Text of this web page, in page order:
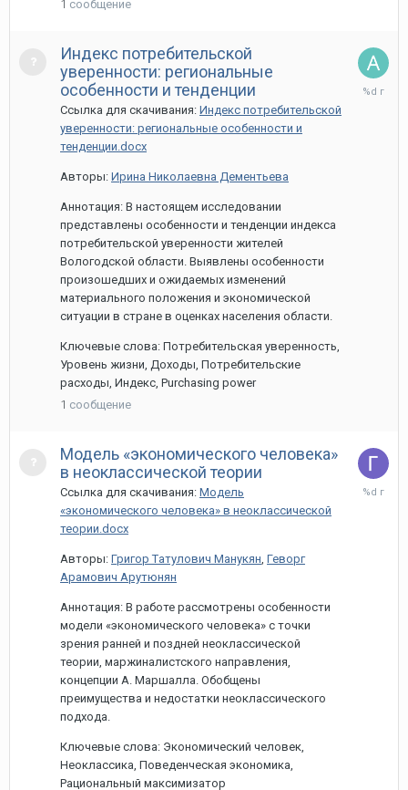
1 сообщение
Индекс потребительской
уверенности: региональные
особенности и тенденции
Ссылка для скачивания: Индекс потребительской
уверенности: региональные особенности и
тенденции.docx
Авторы: Ирина Николаевна Дементьева
Аннотация: В настоящем исследовании
представлены особенности и тенденции индекса
потребительской уверенности жителей
Вологодской области. Выявлены особенности
произошедших и ожидаемых изменений
материального положения и экономической
ситуации в стране в оценках населения области.
Ключевые слова: Потребительская уверенность,
Уровень жизни, Доходы, Потребительские
расходы, Индекс, Purchasing power
1 сообщение
26
Модель «экономического человека»
в неоклассической теории
Ссылка для скачивания: Модель
«экономического человека» в неоклассической
теории.docx
Авторы: Григор Tатулович Манукян, Геворг
Арамович Арутюнян
Аннотация: В работе рассмотрены особенности
модели «экономического человека» с точки
зрения ранней и поздней неоклассической
теории, маржиналистского направления,
концепции А. Маршалла. Обобщены
преимущества и недостатки неоклассического
подхода.
Ключевые слова: Экономический человек,
Неоклассика, Поведенческая экономика,
Рациональный максимизатор
27